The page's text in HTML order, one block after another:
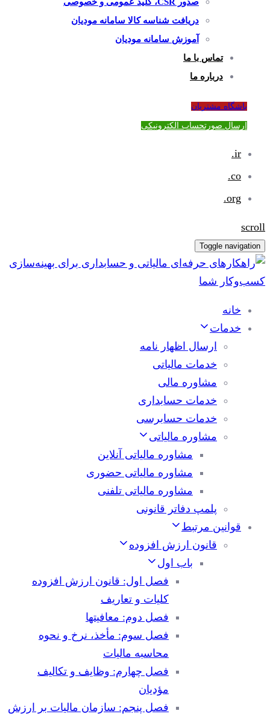
دریافت شناسه کالا سامانه مودیان
آموزش سامانه مودیان
تماس با ما
درباره ما
باشگاه مشتریان
ارسال صورتحساب الکترونیکی
ir.
co.
org.
scroll
Toggle navigation
خانه
خدمات
ارسال اظهار نامه
خدمات مالیاتی
مشاوره مالی
خدمات حسابداری
خدمات حسابرسی
مشاوره مالیاتی
مشاوره مالیاتی آنلاین
مشاوره مالیاتی حضوری
مشاوره مالیاتی تلفنی
پلمپ دفاتر قانونی
قوانین مرتبط
قانون ارزش افزوده
باب اول
فصل اول: قانون ارزش افزوده
کلیات و تعاریف
فصل دوم: معافیتها
فصل سوم: مأخذ، نرخ و نحوه
محاسبه مالیات
فصل چهارم: وظایف و تکالیف
مؤدیان
فصل پنجم: سازمان مالیات بر ارزش